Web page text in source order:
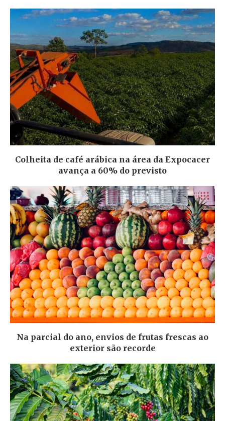
Colheita de café arábica na área da Expocacer
avança a 60% do previsto
Na parcial do ano, envios de frutas frescas ao
exterior são recorde